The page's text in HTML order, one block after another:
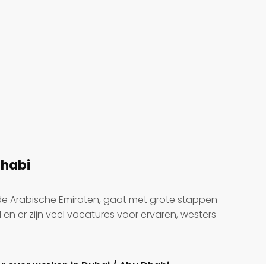
Arabische Emiraten, gaat met grote stappen
er zijn veel vacatures voor ervaren, westers